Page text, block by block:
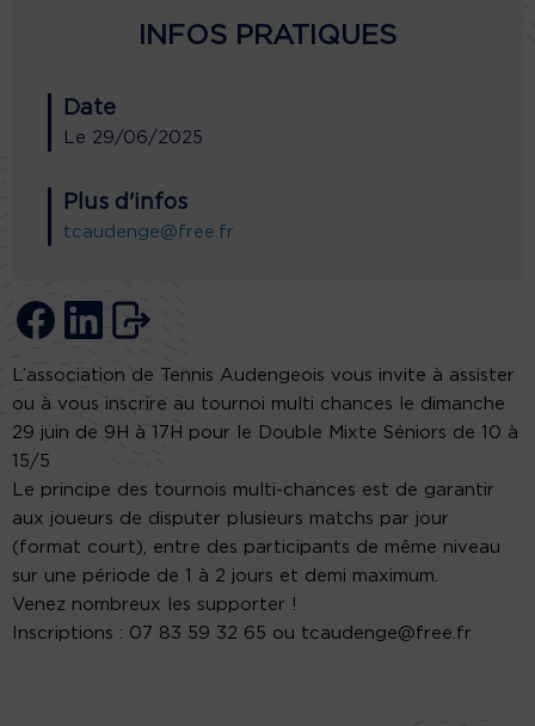
INFOS PRATIQUES
Date
Le 29/06/2025
Plus d'infos
tcaudenge@free.fr
L’association de Tennis Audengeois vous invite à assister
ou à vous inscrire au tournoi multi chances le dimanche
29 juin de 9H à 17H pour le Double Mixte Séniors de 10 à
15/5
Le principe des tournois multi-chances est de garantir
aux joueurs de disputer plusieurs matchs par jour
(format court), entre des participants de même niveau
sur une période de 1 à 2 jours et demi maximum.
Venez nombreux les supporter !
Inscriptions : 07 83 59 32 65 ou tcaudenge@free.fr